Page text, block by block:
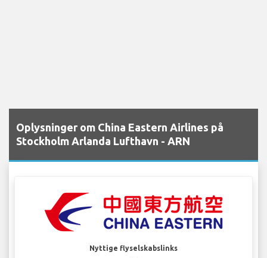
Oplysninger om China Eastern Airlines på
Stockholm Arlanda Lufthavn - ARN
Nyttige flyselskabslinks